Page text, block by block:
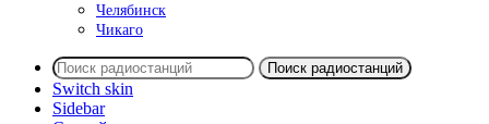
Челябинск
Чикаго
Поиск радиостанций
Switch skin
Sidebar